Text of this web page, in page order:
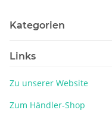
Kategorien
Links
Zu unserer Website
Zum Händler-Shop